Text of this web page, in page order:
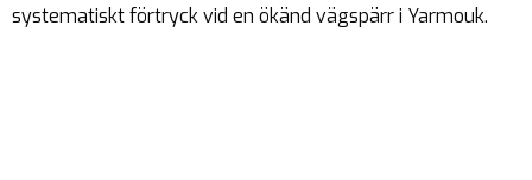
systematiskt förtryck vid en ökänd vägspärr i Yarmouk.